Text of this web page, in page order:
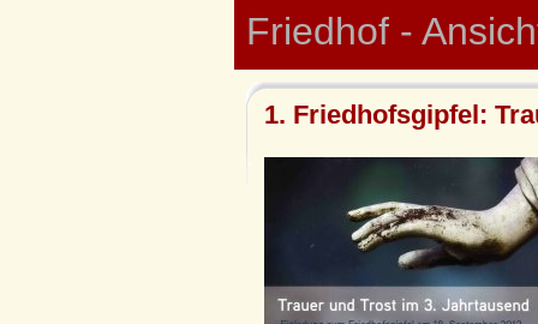
Friedhof -
1. Friedhofsgipfel: